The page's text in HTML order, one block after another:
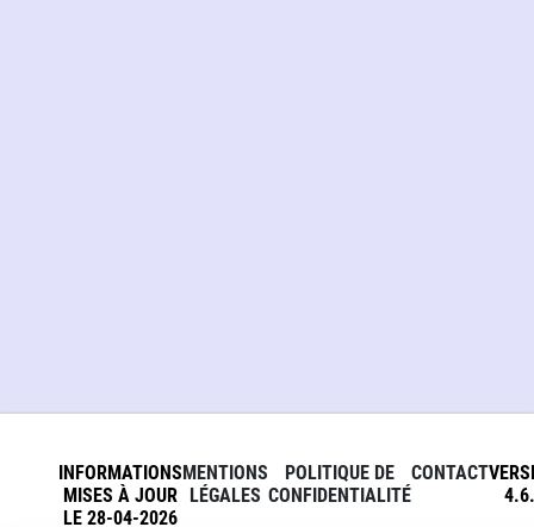
INFORMATIONS
MISES À JOUR
LE 28-04-2026
MENTIONS
LÉGALES
POLITIQUE DE
CONFIDENTIALITÉ
CONTACT